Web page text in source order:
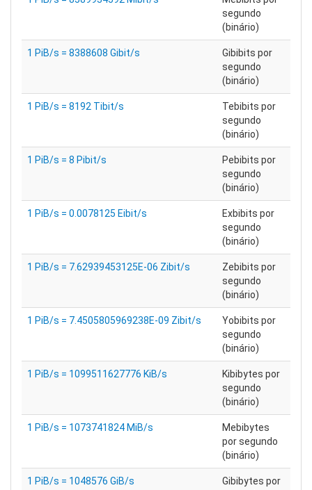
segundo
(binário)
1 PiB/s = 8388608 Gibit/s
Gibibits por
segundo
(binário)
1 PiB/s = 8192 Tibit/s
Tebibits por
segundo
(binário)
1 PiB/s = 8 Pibit/s
Pebibits por
segundo
(binário)
1 PiB/s = 0.0078125 Eibit/s
Exbibits por
segundo
(binário)
1 PiB/s = 7.62939453125E-06 Zibit/s
Zebibits por
segundo
(binário)
1 PiB/s = 7.4505805969238E-09 Zibit/s
Yobibits por
segundo
(binário)
1 PiB/s = 1099511627776 KiB/s
Kibibytes por
segundo
(binário)
1 PiB/s = 1073741824 MiB/s
Mebibytes
por segundo
(binário)
1 PiB/s = 1048576 GiB/s
Gibibytes por